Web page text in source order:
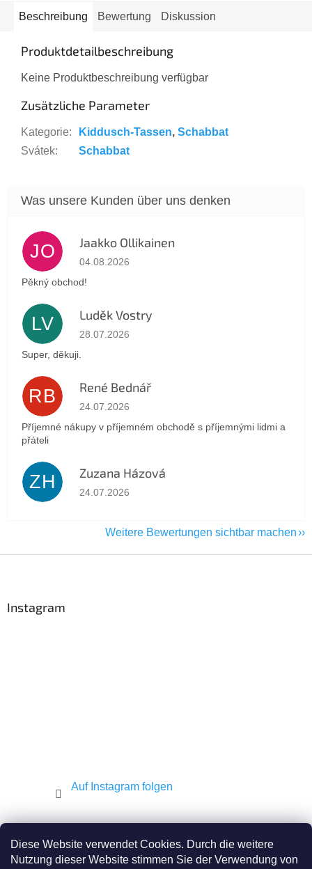
Diese Website verwendet Cookies. Durch die weitere
Nutzung dieser Website stimmen Sie der Verwendung von
Beschreibung Bewertung Diskussion
Produktdetailbeschreibung
Keine Produktbeschreibung verfügbar
Zusätzliche Parameter
Kategorie: Kiddusch-Tassen, Schabbat
Svátek: Schabbat
JO Jaakko Ollikainen
Die Shop-Bewertung beträgt 5 von 5 Sternen.
04.08.2026
Pěkný obchod!
LV Luděk Vostry
Die Shop-Bewertung beträgt 5 von 5 Sternen.
28.07.2026
Super, děkuji.
RB René Bednář
Die Shop-Bewertung beträgt 5 von 5 Sternen.
24.07.2026
Příjemné nákupy v příjemném obchodě s příjemnými lidmi a
přáteli
ZH Zuzana Házová
Die Shop-Bewertung beträgt 5 von 5 Sternen.
24.07.2026
Weitere Bewertungen sichtbar machen
Instagram
Auf Instagram folgen